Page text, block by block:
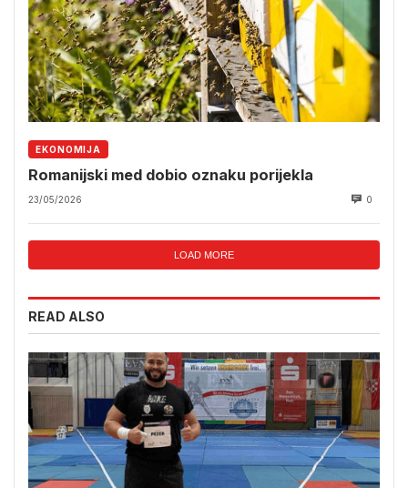
EKONOMIJA
Romanijski med dobio oznaku porijekla
23/05/2026 0
LOAD MORE
READ ALSO